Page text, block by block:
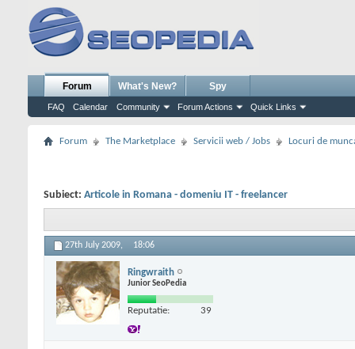
Forum
FAQ Calendar Community Forum Actions Quick Links
What's New? Spy
Forum The Marketplace Servicii web / Jobs Locuri de
Subiect: Articole in Romana - domeniu IT - freelancer
27th July 2009, 18:06
Ringwraith
Junior SeoPedia
Reputatie: 39